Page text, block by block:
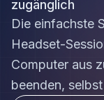
zugänglich
Die einfachste
Headset-
Computer aus
beenden,